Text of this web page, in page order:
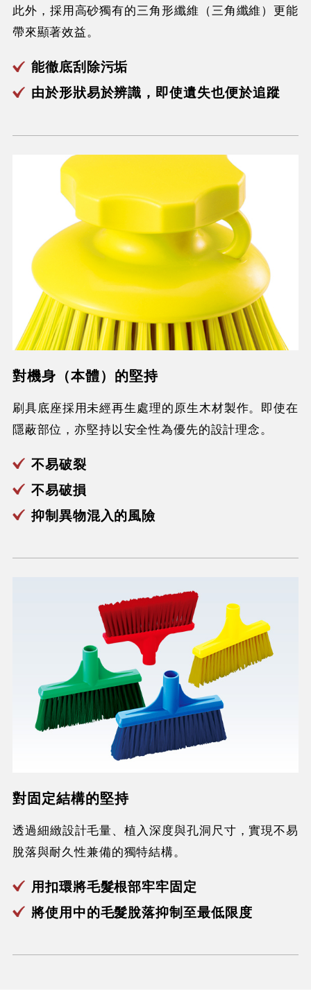
此外，採用高砂獨有的三角形纖維（三角纖維）更能
帶來顯著效益。
能徹底刮除污垢
由於形狀易於辨識，即使遺失也便於追蹤
對機身（本體）的堅持
刷具底座採用未經再生處理的原生木材製作。即使在
隱蔽部位，亦堅持以安全性為優先的設計理念。
不易破裂
不易破損
抑制異物混入的風險
對固定結構的堅持
透過細緻設計毛量、植入深度與孔洞尺寸，實現不易
脫落與耐久性兼備的獨特結構。
用扣環將毛髮根部牢牢固定
將使用中的毛髮脫落抑制至最低限度